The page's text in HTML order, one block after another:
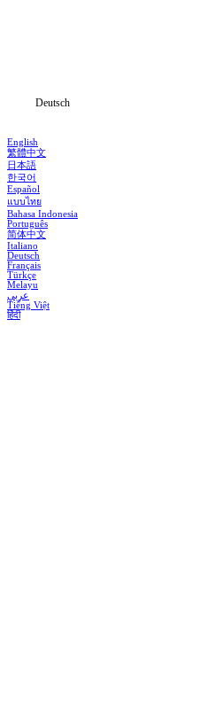
Deutsch
English
繁體中文
日本語
한국어
Español
แบบไทย
Bahasa Indonesia
Português
简体中文
Italiano
Deutsch
Français
Türkçe
Melayu
عربي
Tiếng Việt
हिंदी